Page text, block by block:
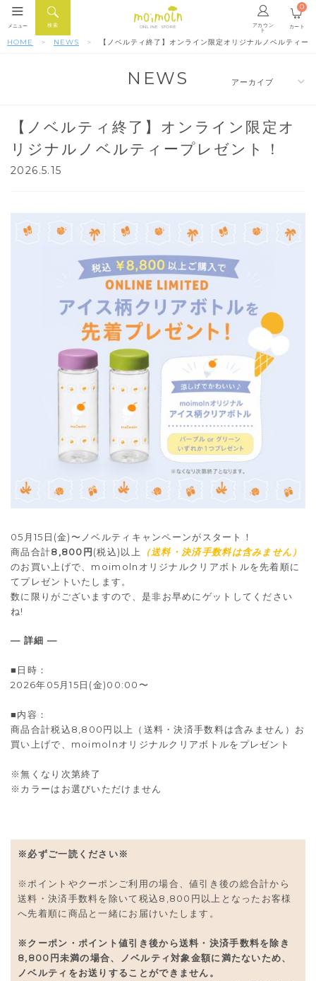
ONLINE STORE アカウン
ト
検索
メニュー カート
0
HOME NEWS 【ノベルティ終了】オンライン限定オリジナルノベルティー
NEWS
【ノベルティ終了】オンライン限定オ
リジナルノベルティープレゼント！
2026.5.15
05月15日(金)〜ノベルティキャンペーンがスタート！
商品合計8,800円(税込)以上
（送料・決済手数料は含みません）
のお買い上げで、moimolnオリジナルクリアボトルを先着順に
てプレゼントいたします。
数に限りがございますので、是非お早めにゲットしてください
ね!
— 詳細 —
■日時：
2026年05月15日(金)00:00〜
■内容：
商品合計税込8,800円以上（送料・決済手数料は含みません）お
買い上げで、moimolnオリジナルクリアボトルをプレゼント
※無くなり次第終了
※カラーはお選びいただけません
※必ずご一読ください※
※ポイントやクーポンご利用の場合、値引き後の総合計から
送料・決済手数料を除いて税込8,800円以上となったお客様
へ先着順に商品と一緒にお届けいたします。
※クーポン・ポイント値引き後から送料・決済手数料を除き
8,800円未満の場合、ノベルティ対象金額に満たないため、
ノベルティをお送りすることができません。